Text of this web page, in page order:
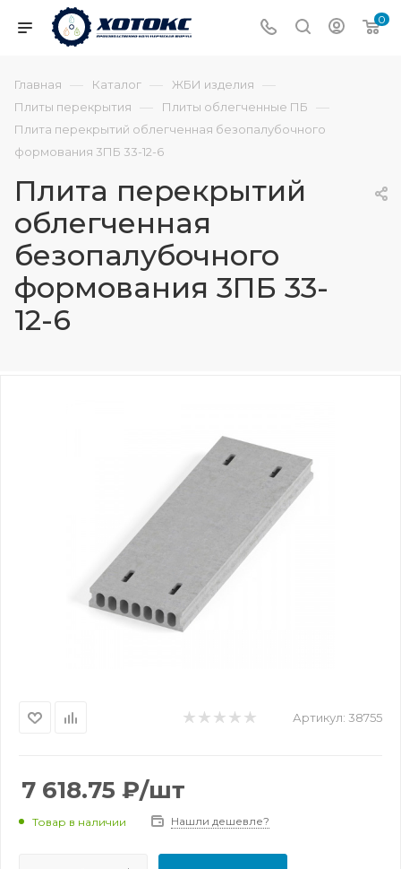
0
Главная — Каталог — ЖБИ изделия —
Плиты перекрытия — Плиты облегченные ПБ —
Плита перекрытий облегченная безопалубочного
формования 3ПБ 33-12-6
Плита перекрытий
облегченная
безопалубочного
формования 3ПБ 33-
12-6
Артикул: 38755
7 618.75 ₽/шт
Товар в наличии Нашли дешевле?